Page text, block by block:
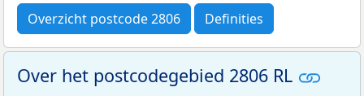
Overzicht postcode 2806 Definities
Over het postcodegebied 2806 RL